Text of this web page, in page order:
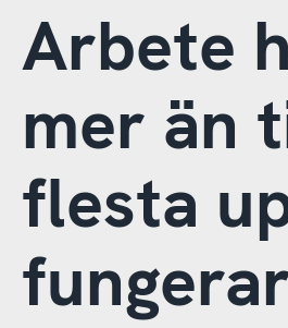
Arbete
mer än
flesta